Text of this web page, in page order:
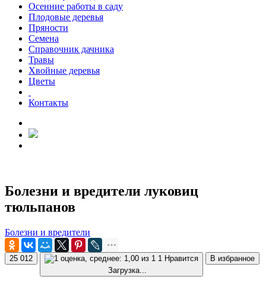
Осенние работы в саду
Плодовые деревья
Пряности
Семена
Справочник дачника
Травы
Хвойные деревья
Цветы
Контакты
Болезни и вредители луковиц
тюльпанов
Болезни и вредители
25 012
1 Нравится
Загрузка...
В избранное